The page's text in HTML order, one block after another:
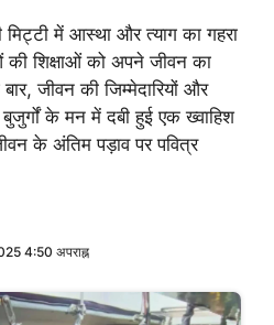
में आस्था और त्याग का गहरा
शिक्षाओं को अपने जीवन का
जीवन की जिम्मेदारियों और
के मन में दबी हुई एक ख्वाहिश
के अंतिम पड़ाव पर पवित्र
4:50 अपराह्न